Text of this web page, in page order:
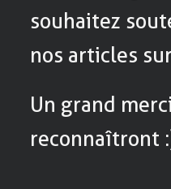
souhaitez
nos articles
Un grand
reconnaîtront